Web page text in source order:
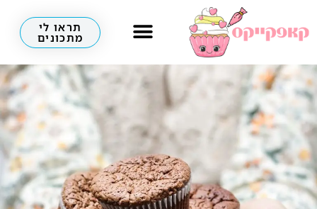
תראו לי
מתכונים